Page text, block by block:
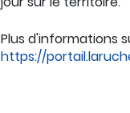
Plus d'informations
https://